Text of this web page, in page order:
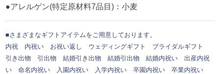
●アレルゲン(特定原材料7品目)：小麦
■さまざまなギフトアイテムをご用意しております。
内祝 内祝い お祝い返し ウェディングギフト ブライダルギフト
引き出物 引出物 結婚引き出物 結婚引出物 結婚内祝い 出産内祝
い 命名内祝い 入園内祝い 入学内祝い 卒園内祝い 卒業内祝い